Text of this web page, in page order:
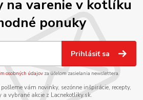
na varenie v kotlíku
ponuky
Prihlásiť sa
osobných údajov za účelom zasielania newslettera.
vám novinky, sezónne inšpirácie, recepty,
a vybrané akcie z Lacnekotliky.sk.